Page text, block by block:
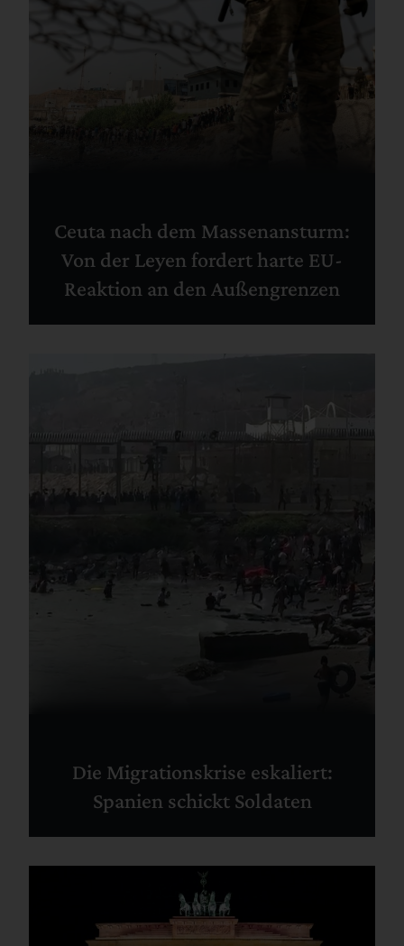
Ceuta nach dem Massenansturm:
Von der Leyen fordert harte EU-
Reaktion an den Außengrenzen
Die Migrationskrise eskaliert:
Spanien schickt Soldaten